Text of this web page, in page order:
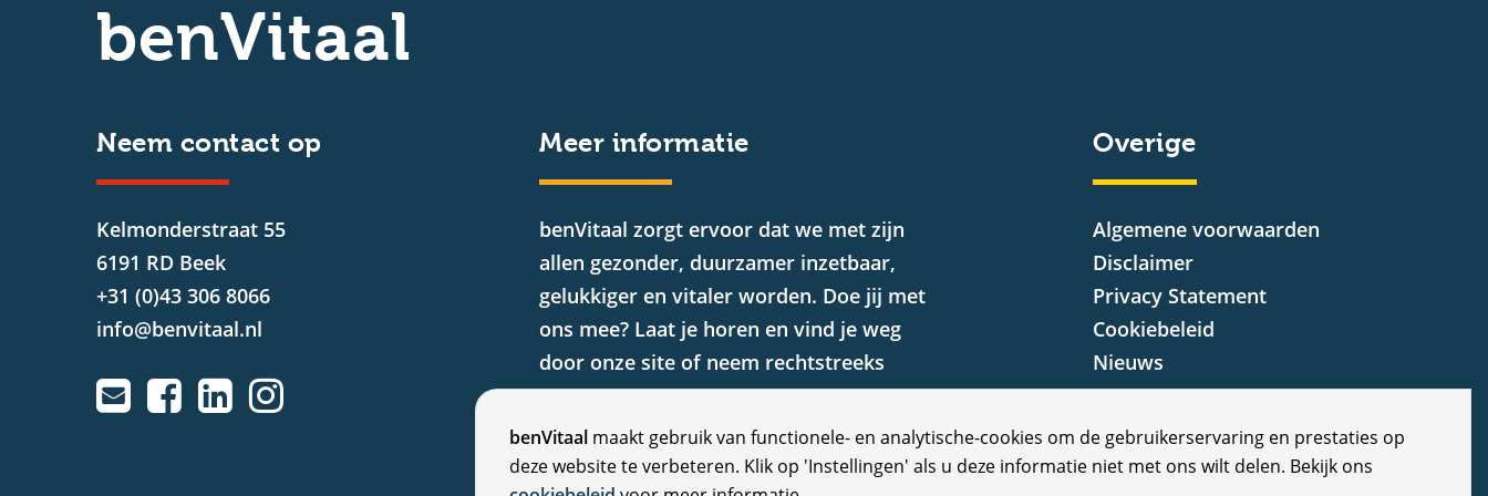
C
benVitaal maakt gebruik van functionele- en analytische-cookies om de gebruikerservaring en prestaties op
deze website te verbeteren. Klik op 'Instellingen' als u deze informatie niet met ons wilt delen. Bekijk ons
benVitaal
Neem contact op
Kelmonderstraat 55
6191 RD Beek
+31 (0)43 306 8066
info@benvitaal.nl
Meer informatie
benVitaal zorgt ervoor dat we met zijn
allen gezonder, duurzamer inzetbaar,
gelukkiger en vitaler worden. Doe jij met
ons mee? Laat je horen en vind je weg
door onze site of neem rechtstreeks
contact met ons op.
Overige
Algemene voorwaarden
Disclaimer
Privacy Statement
Cookiebeleid
Nieuws
Vacatures
Veelgestelde vragen
Klachten